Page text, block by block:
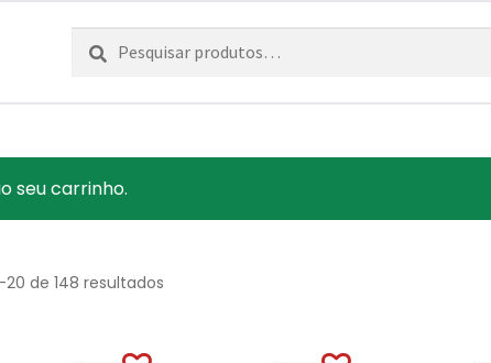
Pesquisar
por:
Pesquisa
seu carrinho.
de 148 resultados